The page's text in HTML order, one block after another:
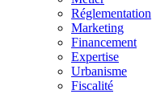
Réglementation
Marketing
Financement
Expertise
Urbanisme
Fiscalité